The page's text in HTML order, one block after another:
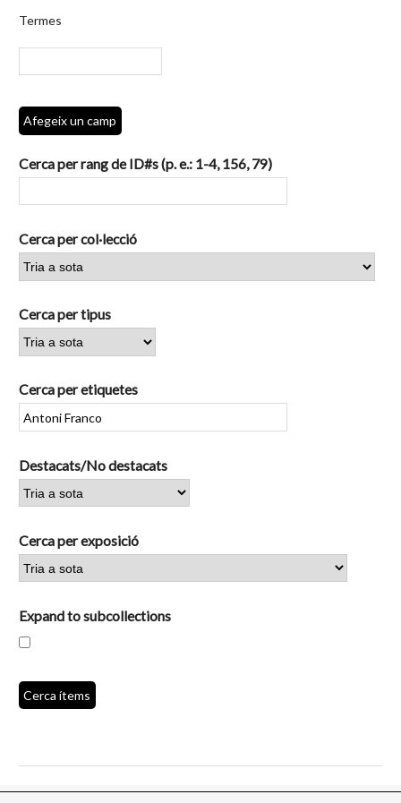
camps
Termes
Afegeix un camp
Cerca per rang de ID#s (p. e.: 1-4, 156, 79)
Cerca per col·lecció
Cerca per tipus
Cerca per etiquetes
Destacats/No destacats
Cerca per exposició
Expand to subcollections